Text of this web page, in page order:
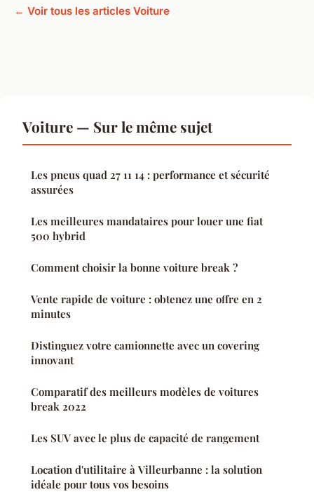
← Voir tous les articles Voiture
Voiture — Sur le même sujet
Les pneus quad 27 11 14 : performance et sécurité
assurées
Les meilleures mandataires pour louer une fiat
500 hybrid
Comment choisir la bonne voiture break ?
Vente rapide de voiture : obtenez une offre en 2
minutes
Distinguez votre camionnette avec un covering
innovant
Comparatif des meilleurs modèles de voitures
break 2022
Les SUV avec le plus de capacité de rangement
Location d'utilitaire à Villeurbanne : la solution
idéale pour tous vos besoins